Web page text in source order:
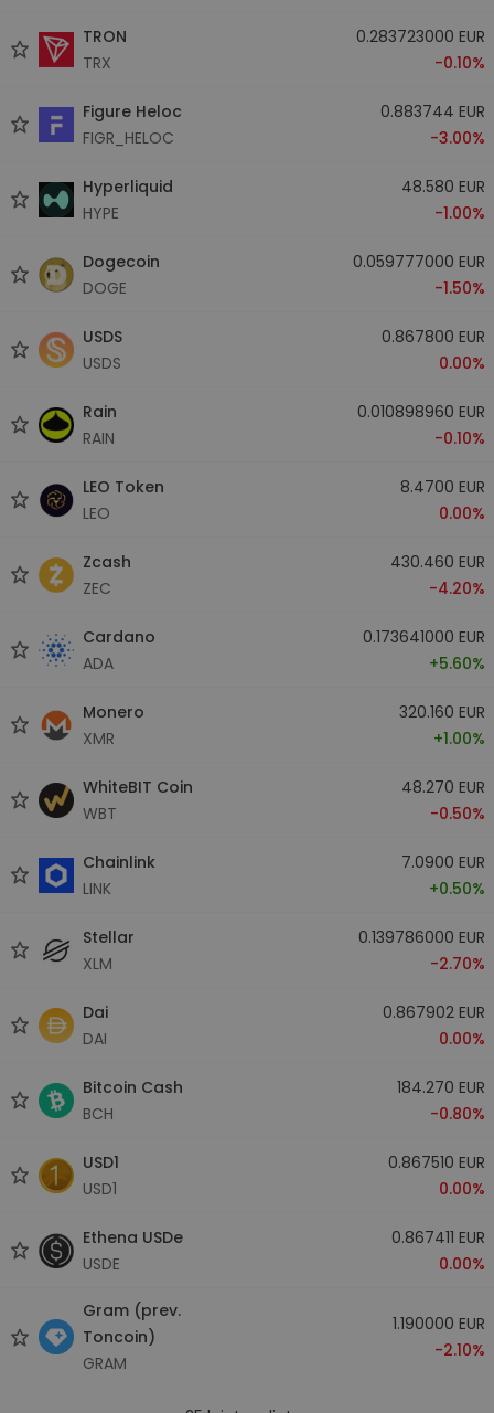
TRON
TRX
0.283723000 EUR
-0.10%
Figure Heloc
FIGR_HELOC
0.883744 EUR
-3.00%
Hyperliquid
HYPE
48.580 EUR
-1.00%
Dogecoin
DOGE
0.059777000 EUR
-1.50%
USDS
USDS
0.867800 EUR
0.00%
Rain
RAIN
0.010898960 EUR
-0.10%
LEO Token
LEO
8.4700 EUR
0.00%
Zcash
ZEC
430.460 EUR
-4.20%
Cardano
ADA
0.173641000 EUR
+5.60%
Monero
XMR
320.160 EUR
+1.00%
WhiteBIT Coin
WBT
48.270 EUR
-0.50%
Chainlink
LINK
7.0900 EUR
+0.50%
Stellar
XLM
0.139786000 EUR
-2.70%
Dai
DAI
0.867902 EUR
0.00%
Bitcoin Cash
BCH
184.270 EUR
-0.80%
USD1
USD1
0.867510 EUR
0.00%
Ethena USDe
USDE
0.867411 EUR
0.00%
Gram (prev.
Toncoin)
GRAM
1.190000 EUR
-2.10%